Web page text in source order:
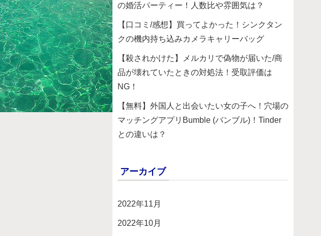
の婚活パーティー！人数比や雰囲気は？
【口コミ/感想】買ってよかった！シンクタン
クの機内持ち込みカメラキャリーバッグ
【殺されかけた】メルカリで偽物が届いた/商
品が壊れていたときの対処法！受取評価は
NG！
【無料】外国人と出会いたい女の子へ！穴場の
マッチングアプリBumble (バンブル)！Tinder
との違いは？
アーカイブ
2022年11月
2022年10月